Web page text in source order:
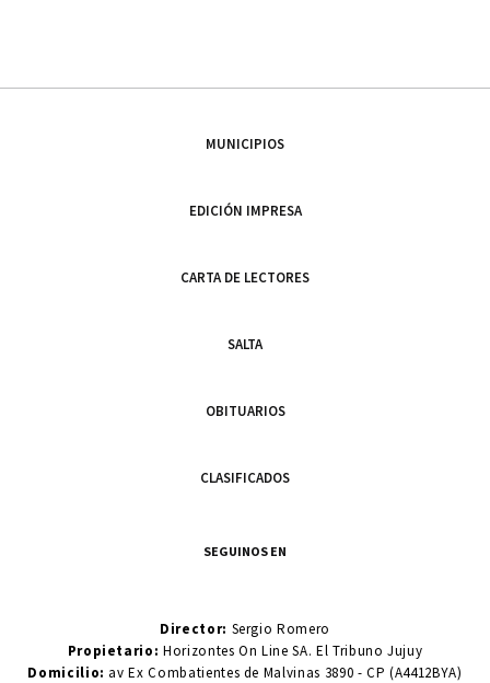
MUNICIPIOS
EDICIÓN IMPRESA
CARTA DE LECTORES
SALTA
OBITUARIOS
CLASIFICADOS
SEGUINOS EN
Director: Sergio Romero
Propietario:Horizontes On Line SA. El Tribuno Jujuy
Domicilio: av Ex Combatientes de Malvinas 3890 - CP (A4412BYA)